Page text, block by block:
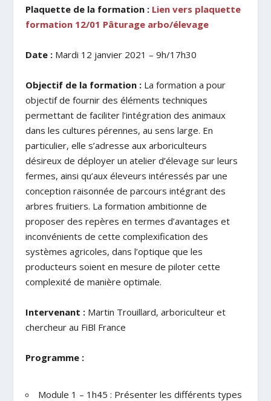
Plaquette de la formation : Lien vers plaquette
formation 12/01 Pâturage arbo/élevage
Date : Mardi 12 janvier 2021 – 9h/17h30
Objectif de la formation : La formation a pour
objectif de fournir des éléments techniques
permettant de faciliter l’intégration des animaux
dans les cultures pérennes, au sens large. En
particulier, elle s’adresse aux arboriculteurs
désireux de déployer un atelier d’élevage sur leurs
fermes, ainsi qu’aux éleveurs intéressés par une
conception raisonnée de parcours intégrant des
arbres fruitiers. La formation ambitionne de
proposer des repères en termes d’avantages et
inconvénients de cette complexification des
systèmes agricoles, dans l’optique que les
producteurs soient en mesure de piloter cette
complexité de manière optimale.
Intervenant : Martin Trouillard, arboriculteur et
chercheur au FiBl France
Programme :
Module 1 – 1h45 : Présenter les différents types